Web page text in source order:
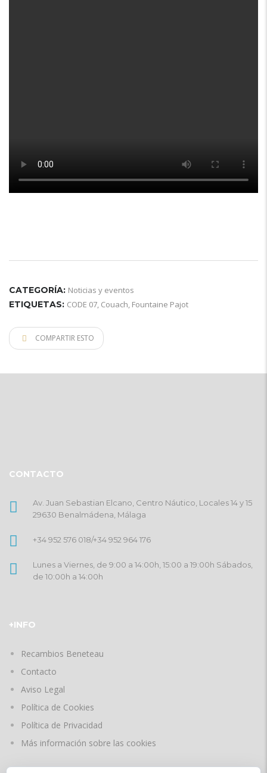
CATEGORÍA: Noticias y eventos
ETIQUETAS: CODE 07, Couach, Fountaine Pajot
COMPARTIR ESTO
CONTACTO
Av. Juan Sebastian Elcano, Centro Náutico, Locales 14 y 15
29630 Benalmádena, Málaga
+34 952 576 018/+34 952 964 176
Lunes a Viernes, de 9:00 a 14:00h, 15:00 a 19:00h Sábados,
de 10:00h a 14:00h
+INFO
Recambios Beneteau
Contacto
Aviso Legal
Política de Cookies
Política de Privacidad
Más información sobre las cookies